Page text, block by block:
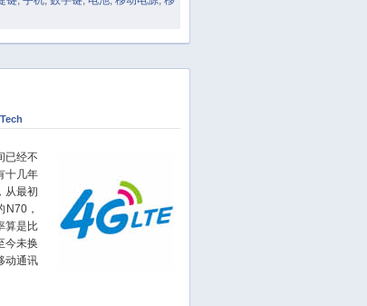
Tech
经不
十几年
从最初
，
算是比
今未换
动通讯